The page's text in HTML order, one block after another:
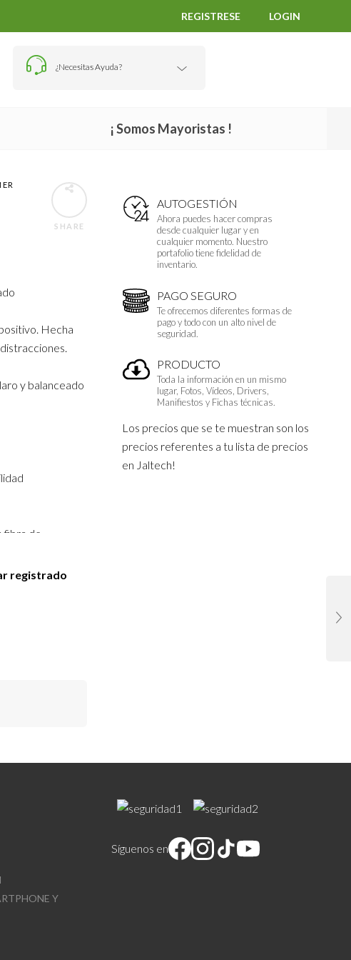
REGISTRESE LOGIN
¿Necesitas Ayuda?
¡ Somos Mayoristas !
AUTOGESTIÓN
Ahora puedes hacer compras
desde cualquier lugar y en
cualquier momento. Nuestro
portafolio tiene fidelidad de
inventario.
PAGO SEGURO
Te ofrecemos diferentes formas de
pago y todo con un alto nivel de
seguridad.
PRODUCTO
Toda la información en un mismo
lugar, Fotos, Vídeos, Drivers,
Manifiestos y Fichas técnicas.
Los precios que se te muestran son los
precios referentes a tu lista de precios
en Jaltech!
SHARE
Hecha
y balanceado
fibra de
auténtico
registrado
Y
Síguenos en